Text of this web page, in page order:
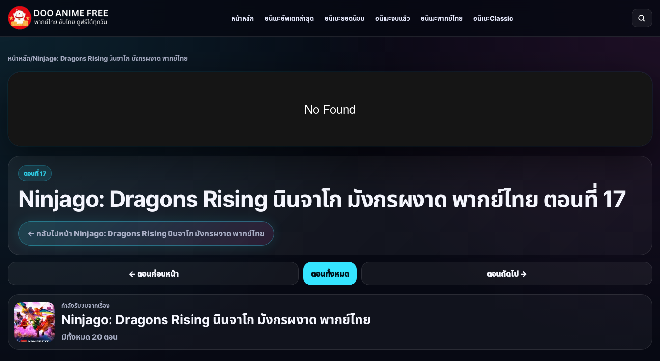
หน้าหลัก อนิเมะอัพเดทล่าสุด อนิเมะยอดนิยม อนิเมะจบแล้ว อนิเมะพากย์ไทย อนิเมะClassic
หน้าหลัก/Ninjago: Dragons Rising นินจาโก มังกรผงาด พากย์ไทย
ตอนที่ 17
Ninjago: Dragons Rising นินจาโก มังกรผงาด พากย์ไทย ตอนที่ 17
← กลับไปหน้า Ninjago: Dragons Rising นินจาโก มังกรผงาด พากย์ไทย
← ตอนก่อนหน้า ตอนทั้งหมด ตอนถัดไป →
กำลังรับชมจากเรื่อง
Ninjago: Dragons Rising นินจาโก มังกรผงาด พากย์ไทย
มีทั้งหมด 20 ตอน